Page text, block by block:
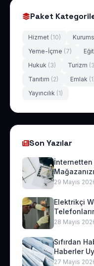
Paket
Hizmet (10)
Yeme-İçme (7)
Hukuk (3) Turizm
Tanıtım (2) Emlak
Yayıncılık (1)
Son Yazılar
İnternetten
29 Mayıs
Elektrikçi
28 Mayıs
Sıfırdan
Haberler
27 Mayıs